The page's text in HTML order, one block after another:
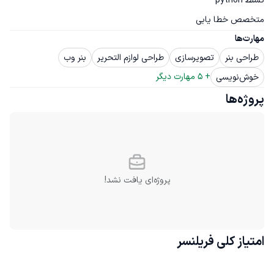
متخصص خطا یابی
مهارت‌ها
طراحی بنر
تصویرسازی طراحی لوازم التحریر
بنر وب
خوش‌نویسی
+
5 مهارت دیگر
پروژه‌ها
پروژه‌ای یافت نشد!
امتیاز کلی فریلنسر